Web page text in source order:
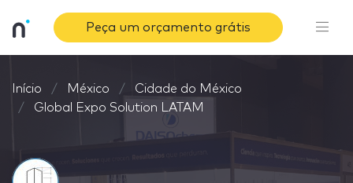
Peça um orçamento grátis
Início México
Cidade do México
Global Expo Solution LATAM